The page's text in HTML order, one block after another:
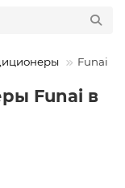
Funai
Funai в